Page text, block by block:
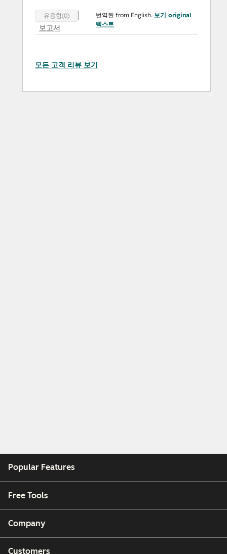
유용함(0)
보고서
번역된 from English.보기 original
텍스트
모든 고객 리뷰 보기
Popular Features
Free Tools
Company
Customers